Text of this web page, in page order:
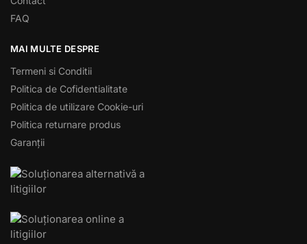
FAQ
MAI MULTE DESPRE
Termeni si Conditii
Politica de Cofidentialitate
Politica de utilizare Cookie-uri
Politica returnare produs
Garanții